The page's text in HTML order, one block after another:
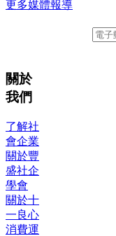
更多媒體報導
關於
我們
了解社
會企業
關於豐
盛社企
學會
關於十
一良心
消費運